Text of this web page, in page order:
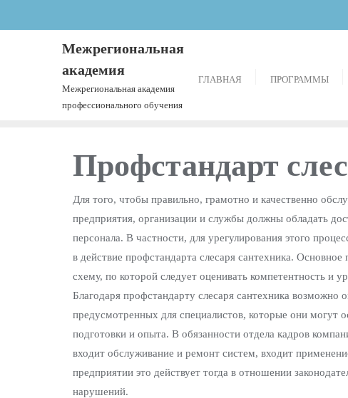
Межрегиональная
академия
Межрегиональная академия
профессионального обучения
ГЛАВНАЯ ПРОГРАММЫ
Профстандарт
Для того, чтобы правильно, грамотно и качественно
предприятия, организации и службы должны обладать
персонала. В частности, для урегулирования этого
в действие профстандарта слесаря сантехника.
схему, по которой следует оценивать компетентность и
Благодаря профстандарту слесаря сантехника возможно
предусмотренных для специалистов, которые они могут
подготовки и опыта. В обязанности отдела кадров
входит обслуживание и ремонт систем, входит
предприятии это действует тогда в отношении
нарушений.